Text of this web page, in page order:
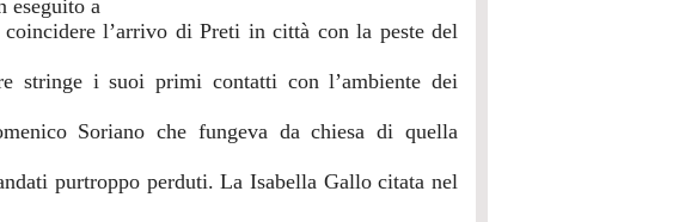
eseguito a
l’arrivo di Preti in città con la peste del
stringe i suoi primi contatti con l’ambiente dei
Soriano che fungeva da chiesa di quella
purtroppo perduti. La Isabella Gallo citata nel